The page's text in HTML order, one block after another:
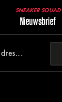
SNEAKER SQUAD
Nieuwsbrief